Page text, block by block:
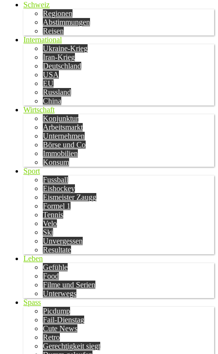
Schweiz
Regionen
Abstimmungen
Reisen
International
Ukraine-Krieg
Iran-Krieg
Deutschland
USA
EU
Russland
China
Wirtschaft
Konjunktur
Arbeitsmarkt
Unternehmen
Börse und Co
Immobilien
Konsum
Sport
Fussball
Eishockey
Eismeister Zaugg
Formel 1
Tennis
Velo
Ski
Unvergessen
Resultate
Leben
Gefühle
Food
Filme und Serien
Unterwegs
Spass
Picdump
Fail-Dienstag
Cute News
Retro
Gerechtigkeit siegt